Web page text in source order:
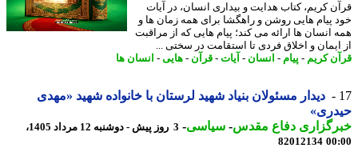
کریم، کتاب هدایت و بیداری انسان، در آیات
پیام هایی روشن و راهگشا برای همه زمان ها و
انسان ها ارائه می کند؛ پیام هایی که از مراقبت
و اخلاق فردی تا استقامت در سختی ...
کریم- پیام-انسان-آیات -قرآن- هایی-انسان ها
دیدار مسئولان بنیاد شهید لرستان با خانواده شهید «مهدی
دفاع مقدس-سیاسی-
3 روز پیش - دوشنبه 12 مرداد 1405،
82012134